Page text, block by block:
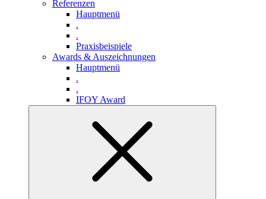
Referenzen
Hauptmenü
.
.
Praxisbeispiele
Awards & Auszeichnungen
Hauptmenü
.
.
IFOY Award